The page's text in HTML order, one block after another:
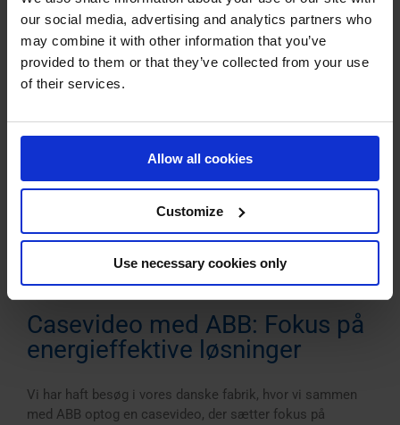
our social media, advertising and analytics partners who
may combine it with other information that you’ve
provided to them or that they’ve collected from your use
of their services.
Allow all cookies
Customize
Use necessary cookies only
Casevideo med ABB: Fokus på
energieffektive løsninger
Vi har haft besøg i vores danske fabrik, hvor vi sammen
med ABB optog en casevideo, der sætter fokus på